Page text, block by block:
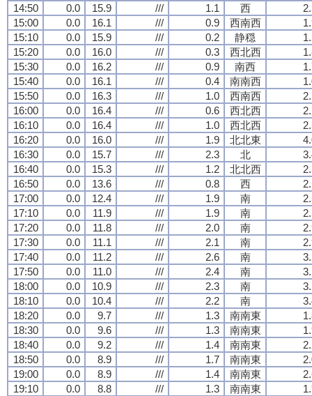
14:50 0.0 15.9 /// 1.1 西
15:00
0.0 16.1 /// 0.9 西南西
15:10
0.0 15.9 /// 0.2 静穏
15:20
0.0 16.0 /// 0.3 西北西
15:30
0.0 16.2 /// 0.9 南西
15:40
0.0 16.1 /// 0.4 南南西
15:50
0.0 16.3 /// 1.0 西南西
16:00
0.0 16.4 /// 0.6 西北西
16:10
0.0 16.4 /// 1.0 西北西
16:20
0.0 16.0 /// 1.9 北北東
16:30
0.0 15.7 /// 2.3 北
16:40
0.0 15.3 /// 1.2 北北西
16:50
0.0 13.6 /// 0.8 西
17:00
0.0 12.4 /// 1.9 南
17:10
0.0 11.9 /// 1.9 南
17:20
0.0 11.8 /// 2.0 南
17:30
0.0 11.1 /// 2.1 南
17:40
0.0 11.2 /// 2.6 南
17:50
0.0 11.0 /// 2.4 南
18:00
0.0 10.9 /// 2.3 南
18:10
0.0 10.4 /// 2.2 南
18:20
0.0 9.7 /// 1.3 南南東
18:30
0.0 9.6 /// 1.3 南南東
18:40
0.0 9.2 /// 1.4 南南東
18:50
0.0 8.9 /// 1.7 南南東
19:00
0.0 8.9 /// 1.4 南南東
19:10
0.0 8.8 /// 1.3 南南東